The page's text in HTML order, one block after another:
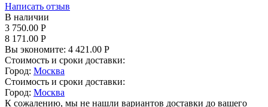
Написать отзыв
В наличии
3 750.00 Р
8 171.00 Р
Вы экономите: 4 421.00 Р
Стоимость и сроки доставки:
Город: Москва
Стоимость и сроки доставки:
Город: Москва
К сожалению, мы не нашли вариантов доставки до вашего